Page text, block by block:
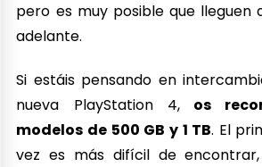
pero es muy posible que lleguen
adelante.
Si estáis pensando en
nueva PlayStation 4,os
modelos de 500 GB y 1 TB. El
vez es más difícil de